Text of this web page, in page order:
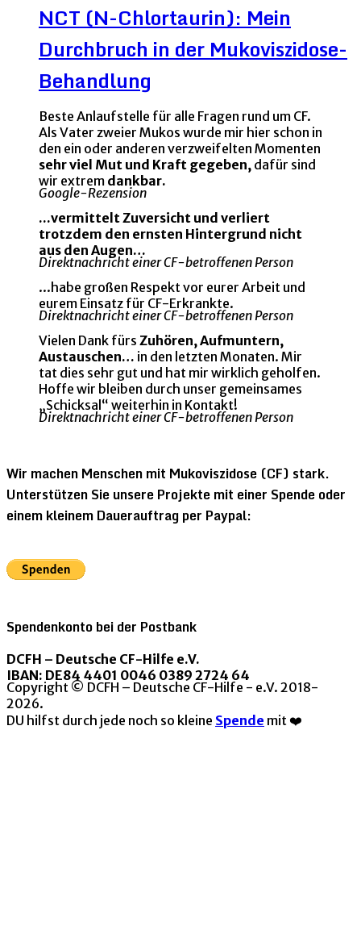
NCT (N-Chlortaurin): Mein
Durchbruch in der Mukoviszidose-
Behandlung
Beste Anlaufstelle für alle Fragen rund um CF.
Als Vater zweier Mukos wurde mir hier schon in
den ein oder anderen verzweifelten Momenten
sehr viel Mut und Kraft gegeben, dafür sind
wir extrem dankbar.
Google-Rezension
...vermittelt Zuversicht und verliert
trotzdem den ernsten Hintergrund nicht
aus den Augen…
Direktnachricht einer CF-betroffenen Person
...habe großen Respekt vor eurer Arbeit und
eurem Einsatz für CF-Erkrankte.
Direktnachricht einer CF-betroffenen Person
Vielen Dank fürs Zuhören, Aufmuntern,
Austauschen… in den letzten Monaten. Mir
tat dies sehr gut und hat mir wirklich geholfen.
Hoffe wir bleiben durch unser gemeinsames
„Schicksal“ weiterhin in Kontakt!
Direktnachricht einer CF-betroffenen Person
Wir machen Menschen mit Mukoviszidose (CF) stark.
Unterstützen Sie unsere Projekte mit einer Spende oder
einem kleinem Dauerauftrag per Paypal:
Spendenkonto bei der Postbank
DCFH – Deutsche CF-Hilfe e.V.
IBAN: DE84 4401 0046 0389 2724 64
Copyright © DCFH – Deutsche CF-Hilfe - e.V. 2018-
2026.
DU hilfst durch jede noch so kleine Spende mit ❤️